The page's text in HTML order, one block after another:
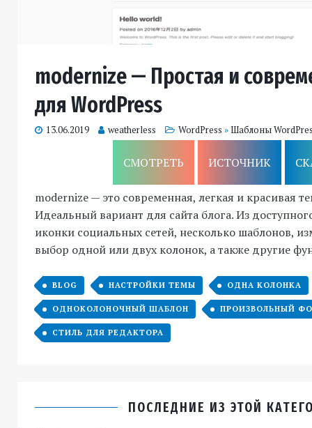
modernize — Простая и
для WordPress
13.06.2019 weatherless WordPress » Шаблоны
СМОТРЕТЬ ИСТОЧНИК
modernize — это современная, легкая и красивая
Идеальный вариант для сайта блога. Из
иконки социальных сетей, несколько шаблонов,
выбор одной или двух колонок, а также другие
BLOG НАСТРОЙКИ ТЕМЫ ОДНА КОЛОНКА
ОДНОКОЛОНОЧНЫЙ ШАБЛОН ПРОИЗВОЛЬНЫЙ
СТИЛЬ ДЛЯ РЕДАКТОРА
ПОСЛЕДНИЕ ИЗ ЭТОЙ